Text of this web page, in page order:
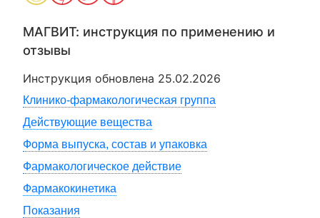
МАГВИТ: инструкция по применению и
отзывы
Инструкция обновлена 25.02.2026
Клинико-фармакологическая группа
Действующие вещества
Форма выпуска, состав и упаковка
Фармакологическое действие
Фармакокинетика
Показания